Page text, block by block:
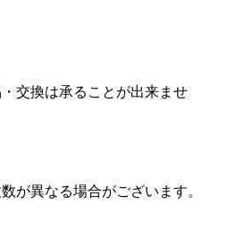
交換は承ることが出来ませ
が異なる場合がございます。